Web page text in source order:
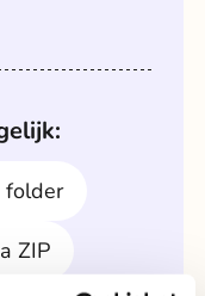
folder
ZIP